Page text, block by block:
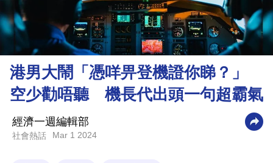
樓
市
理
財
商
業
科
港男大鬧「憑咩畀登機證你睇？」
空少勸唔聽 機長代出頭一句超霸氣
經濟一週編輯部
社會熱話 Mar 1 2024